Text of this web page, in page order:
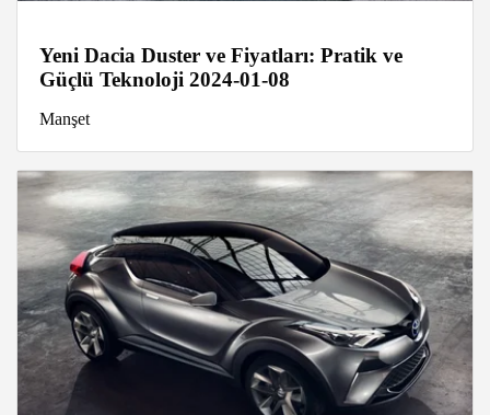
Yeni Dacia Duster ve Fiyatları: Pratik ve
Güçlü Teknoloji 2024-01-08
Manşet